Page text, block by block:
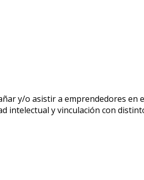
y/o asistir a emprendedores en
intelectual y vinculación con